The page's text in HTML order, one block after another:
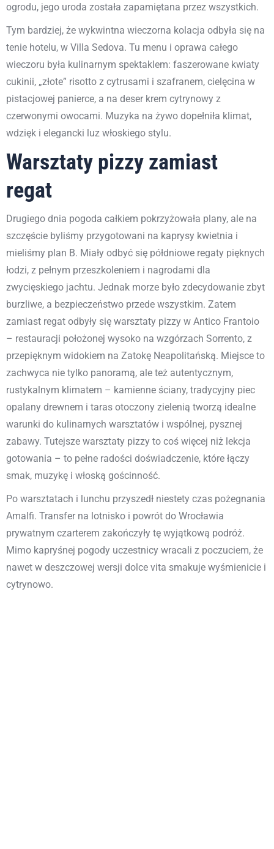
ogrodu, jego uroda została zapamiętana przez wszystkich.
Tym bardziej, że wykwintna wieczorna kolacja odbyła się na
tenie hotelu, w Villa Sedova. Tu menu i oprawa całego
wieczoru była kulinarnym spektaklem: faszerowane kwiaty
cukinii, „złote” risotto z cytrusami i szafranem, cielęcina w
pistacjowej panierce, a na deser krem cytrynowy z
czerwonymi owocami. Muzyka na żywo dopełniła klimat,
wdzięk i elegancki luz włoskiego stylu.
Warsztaty pizzy zamiast
regat
Drugiego dnia pogoda całkiem pokrzyżowała plany, ale na
szczęście byliśmy przygotowani na kaprysy kwietnia i
mieliśmy plan B. Miały odbyć się półdniowe regaty pięknych
łodzi, z pełnym przeszkoleniem i nagrodami dla
zwycięskiego jachtu. Jednak morze było zdecydowanie zbyt
burzliwe, a bezpieczeństwo przede wszystkim. Zatem
zamiast regat odbyły się warsztaty pizzy w Antico Frantoio
– restauracji położonej wysoko na wzgórzach Sorrento, z
przepięknym widokiem na Zatokę Neapolitańską. Miejsce to
zachwyca nie tylko panoramą, ale też autentycznym,
rustykalnym klimatem – kamienne ściany, tradycyjny piec
opalany drewnem i taras otoczony zielenią tworzą idealne
warunki do kulinarnych warsztatów i wspólnej, pysznej
zabawy. Tutejsze warsztaty pizzy to coś więcej niż lekcja
gotowania – to pełne radości doświadczenie, które łączy
smak, muzykę i włoską gościnność.
Po warsztatach i lunchu przyszedł niestety czas pożegnania
Amalfi. Transfer na lotnisko i powrót do Wrocławia
prywatnym czarterem zakończyły tę wyjątkową podróż.
Mimo kapryśnej pogody uczestnicy wracali z poczuciem, że
nawet w deszczowej wersji dolce vita smakuje wyśmienicie i
cytrynowo.